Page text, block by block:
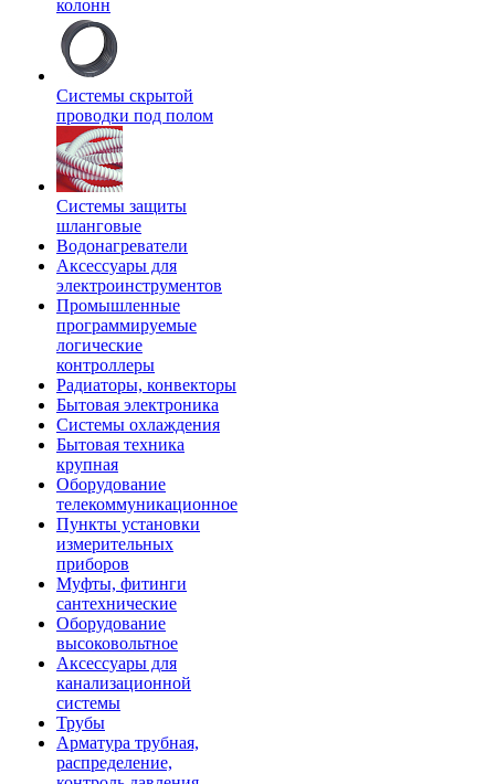
колонн
Системы скрытой
проводки под полом
Системы защиты
шланговые
Водонагреватели
Аксессуары для
электроинструментов
Промышленные
программируемые
логические
контроллеры
Радиаторы, конвекторы
Бытовая электроника
Системы охлаждения
Бытовая техника
крупная
Оборудование
телекоммуникационное
Пункты установки
измерительных
приборов
Муфты, фитинги
сантехнические
Оборудование
высоковольтное
Аксессуары для
канализационной
системы
Трубы
Арматура трубная,
распределение,